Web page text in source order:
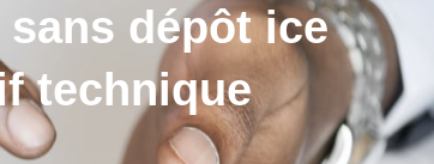
dépôt ice
technique